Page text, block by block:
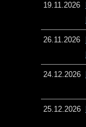
19.11.2026
26.11.2026
24.12.2026
25.12.2026